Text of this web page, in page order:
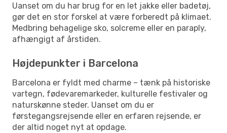
Uanset om du har brug for en let jakke eller badetøj,
gør det en stor forskel at være forberedt på klimaet.
Medbring behagelige sko, solcreme eller en paraply,
afhængigt af årstiden.
Højdepunkter i Barcelona
Barcelona er fyldt med charme – tænk på historiske
vartegn, fødevaremarkeder, kulturelle festivaler og
naturskønne steder. Uanset om du er
førstegangsrejsende eller en erfaren rejsende, er
der altid noget nyt at opdage.